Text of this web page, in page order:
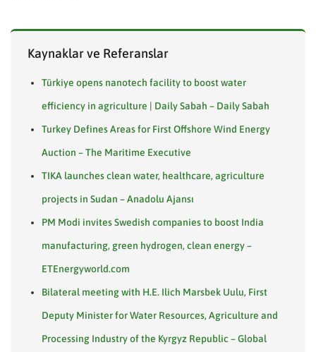
Kaynaklar ve Referanslar
Türkiye opens nanotech facility to boost water
efficiency in agriculture | Daily Sabah – Daily Sabah
Turkey Defines Areas for First Offshore Wind Energy
Auction – The Maritime Executive
TIKA launches clean water, healthcare, agriculture
projects in Sudan – Anadolu Ajansı
PM Modi invites Swedish companies to boost India
manufacturing, green hydrogen, clean energy –
ETEnergyworld.com
Bilateral meeting with H.E. Ilich Marsbek Uulu, First
Deputy Minister for Water Resources, Agriculture and
Processing Industry of the Kyrgyz Republic – Global